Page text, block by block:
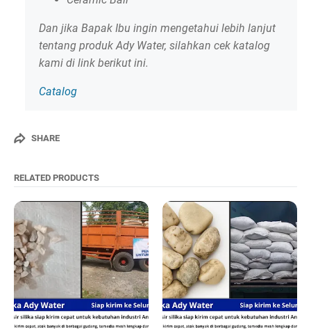
Dan jika Bapak Ibu ingin mengetahui lebih lanjut
tentang produk Ady Water, silahkan cek katalog
kami di link berikut ini.
Catalog
SHARE
RELATED PRODUCTS